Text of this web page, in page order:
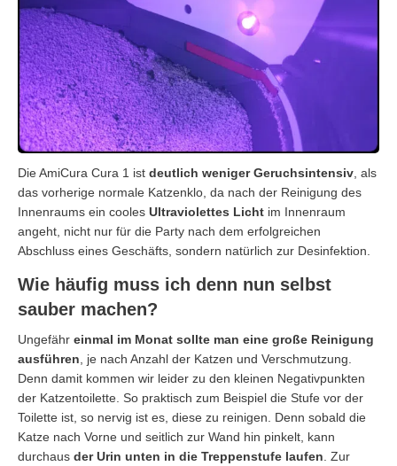
Die AmiCura Cura 1 ist deutlich weniger Geruchsintensiv , als
das vorherige normale Katzenklo, da nach der Reinigung des
Innenraums ein cooles Ultraviolettes Licht im Innenraum
angeht, nicht nur für die Party nach dem erfolgreichen
Abschluss eines Geschäfts, sondern natürlich zur Desinfektion.
Wie häufig muss ich denn nun selbst
sauber machen?
Ungefähr einmal im Monat sollte man eine große Reinigung
ausführen , je nach Anzahl der Katzen und Verschmutzung.
Denn damit kommen wir leider zu den kleinen Negativpunkten
der Katzentoilette. So praktisch zum Beispiel die Stufe vor der
Toilette ist, so nervig ist es, diese zu reinigen. Denn sobald die
Katze nach Vorne und seitlich zur Wand hin pinkelt, kann
durchaus der Urin unten in die Treppenstufe laufen . Zur